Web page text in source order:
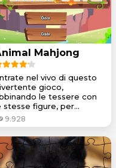
Mahjong
nel vivo di questo
gioco,
le tessere con
stesse figure, per...
9.928